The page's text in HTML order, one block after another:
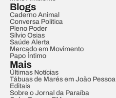
Blogs
Caderno Animal
Conversa Política
Pleno Poder
Sílvio Osias
Saúde Alerta
Mercado em Movimento
Papo Íntimo
Mais
Últimas Notícias
Tábuas de Marés em João Pessoa
Editais
Sobre o Jornal da Paraíba